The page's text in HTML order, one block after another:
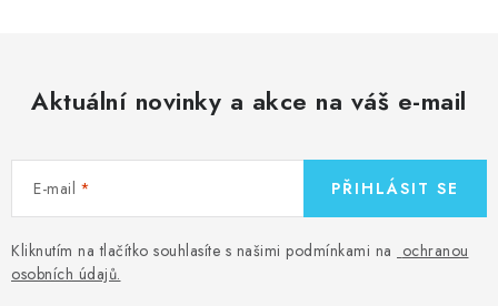
Aktuální novinky a akce na váš e-mail
E-mail
Kliknutím na tlačítko souhlasíte s našimi podmínkami na ochranou
osobních údajů.
PŘIHLÁSIT SE